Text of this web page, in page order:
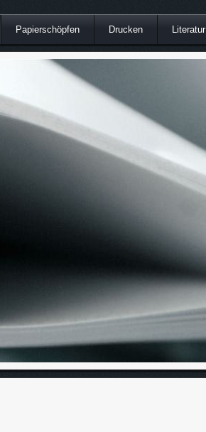
Papierschöpfen Drucken Literatur